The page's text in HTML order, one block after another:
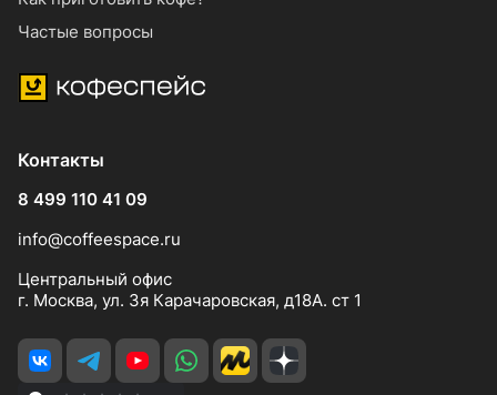
Частые вопросы
Контакты
8 499 110 41 09
info@coffeespace.ru
Центральный офис
г. Москва, ул. 3я Карачаровская, д18А. ст 1